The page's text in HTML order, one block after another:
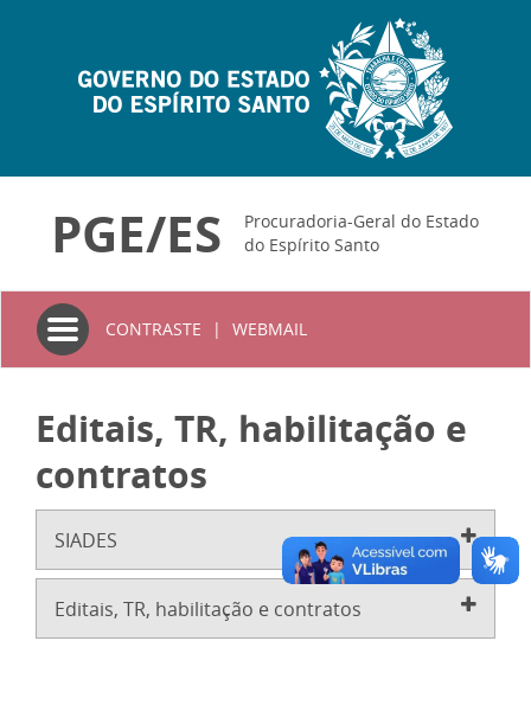
PGE/ES
Procuradoria-Geral do Estado
do Espírito Santo
Toggle
navigation
CONTRASTE | WEBMAIL
Editais, TR, habilitação e
contratos
SIADES
Editais, TR, habilitação e contratos